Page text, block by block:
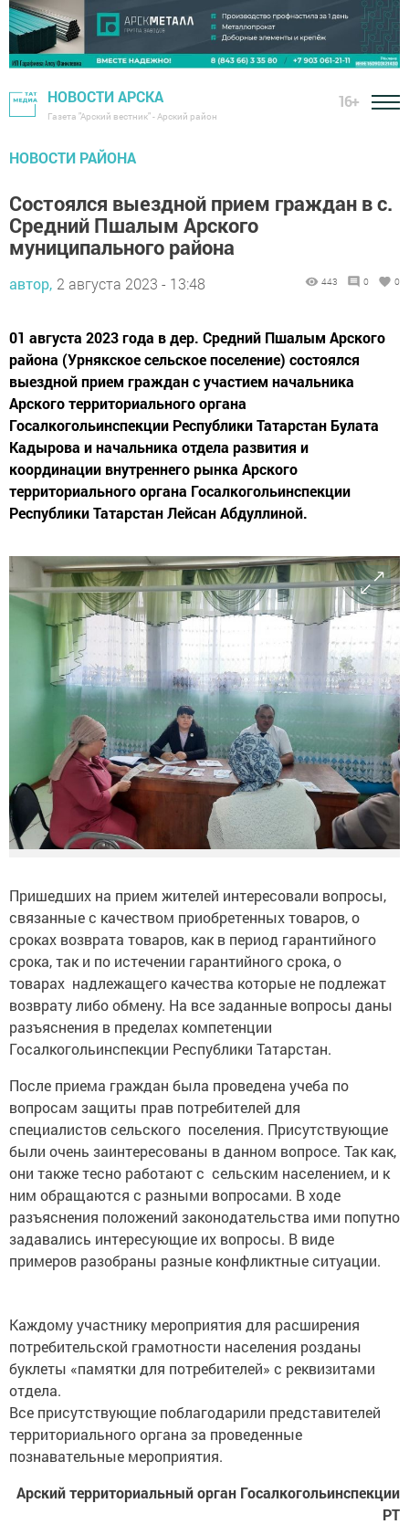
НОВОСТИ АРСКА
Газета "Арский вестник" - Арский район
16+
НОВОСТИ РАЙОНА
Состоялся выездной прием граждан в с.
Средний Пшалым Арского
муниципального района
автор, 2 августа 2023 - 13:48 443 0 0
01 августа 2023 года в дер. Средний Пшалым Арского
района (Урнякское сельское поселение) состоялся
выездной прием граждан с участием начальника
Арского территориального органа
Госалкогольинспекции Республики Татарстан Булата
Кадырова и начальника отдела развития и
координации внутреннего рынка Арского
территориального органа Госалкогольинспекции
Республики Татарстан Лейсан Абдуллиной.
Пришедших на прием жителей интересовали вопросы,
связанные с качеством приобретенных товаров, о
сроках возврата товаров, как в период гарантийного
срока, так и по истечении гарантийного срока, о
товарах надлежащего качества которые не подлежат
возврату либо обмену. На все заданные вопросы даны
разъяснения в пределах компетенции
Госалкогольинспекции Республики Татарстан.
После приема граждан была проведена учеба по
вопросам защиты прав потребителей для
специалистов сельского поселения. Присутствующие
были очень заинтересованы в данном вопросе. Так как,
они также тесно работают с сельским населением, и к
ним обращаются с разными вопросами. В ходе
разъяснения положений законодательства ими попутно
задавались интересующие их вопросы. В виде
примеров разобраны разные конфликтные ситуации.
Каждому участнику мероприятия для расширения
потребительской грамотности населения розданы
буклеты «памятки для потребителей» с реквизитами
отдела.
Все присутствующие поблагодарили представителей
территориального органа за проведенные
познавательные мероприятия.
Арский территориальный орган Госалкогольинспекции
РТ